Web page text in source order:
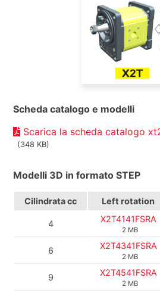
Scheda catalogo e modelli
Scarica la scheda catalogo
(348 KB)
Modelli 3D in formato STEP
Cilindratacc Left rotation
4 X2T4141FSRA
2 MB
6 X2T4341FSRA
2 MB
9 X2T4541FSRA
2 MB